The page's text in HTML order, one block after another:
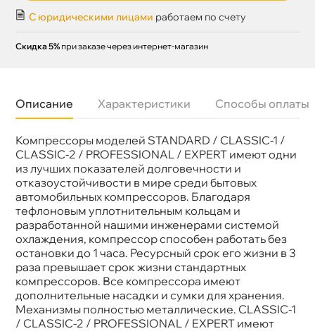
С юридическими лицами работаем по счету
Скидка 5% при заказе через интернет-магазин
Описание Характеристики Способы оплаты
Компрессоры моделей STANDARD / CLASSIC-1 /
CLASSIC-2 / PROFESSIONAL / EXPERT имеют одни
из лучших показателей долговечности и
отказоустойчивости в мире среди бытовых
автомобильных компрессоров. Благодаря
тефлоновым уплотнительным кольцам и
разработанной нашими инженерами системой
охлаждения, компрессор способен работать без
остановки до 1 часа. Ресурсный срок его жизни в 3
раза превышает срок жизни стандартных
компрессоров. Все компрессора имеют
дополнительные насадки и сумки для хранения.
Механизмы полностью металлические. CLASSIC-1
/ CLASSIC-2 / PROFESSIONAL / EXPERT имеют
Бренд
Airline
Артикул
CA03001